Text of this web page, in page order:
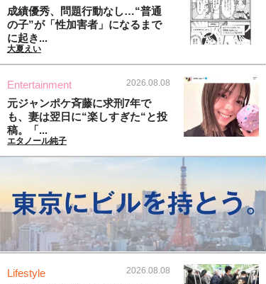
成績優秀、問題行動なし…“普通
の子”が「性加害者」になるまで
に起き...
大夏えい
Entertainment 2026.08.08
元ジャンポケ斉藤に求刑7年で
も、妻は翌日に“楽しすぎた“と投
稿。「...
エタノール純子
Lifestyle 2026.08.08